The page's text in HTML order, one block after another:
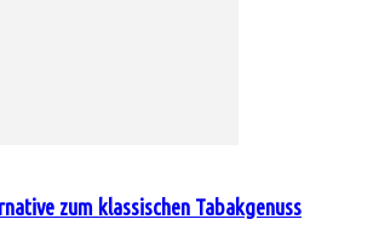
zum klassischen Tabakgenuss